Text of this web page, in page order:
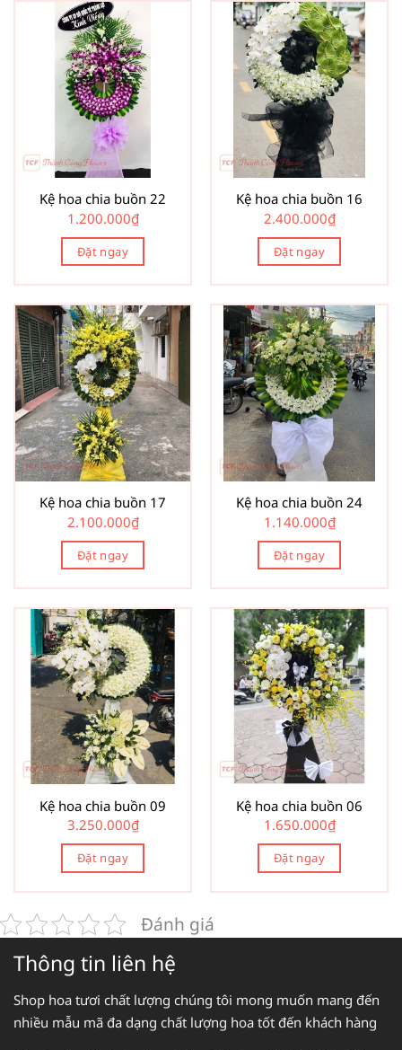
Kệ hoa chia buồn 22
1.200.000₫
Đặt ngay
Kệ hoa chia buồn 16
2.400.000₫
Đặt ngay
Kệ hoa chia buồn 17
2.100.000₫
Đặt ngay
Kệ hoa chia buồn 24
1.140.000₫
Đặt ngay
Kệ hoa chia buồn 09
3.250.000₫
Đặt ngay
Kệ hoa chia buồn 06
1.650.000₫
Đặt ngay
Đánh giá
Thông tin liên hệ
Shop hoa tươi chất lượng chúng tôi mong muốn mang đến
nhiều mẫu mã đa dạng chất lượng hoa tốt đến khách hàng